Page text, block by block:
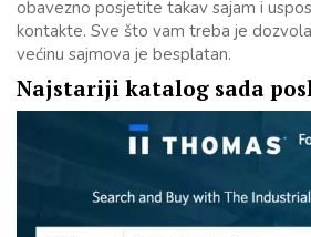
obavezno posjetite takav sajam i
kontakte. Sve što vam treba je
većinu sajmova je besplatan.
Najstariji katalog sada